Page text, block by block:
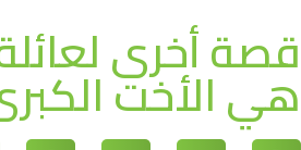
قصة أخرى
هي الأخت